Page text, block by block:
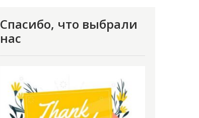
Спасибо, что выбрали
нас